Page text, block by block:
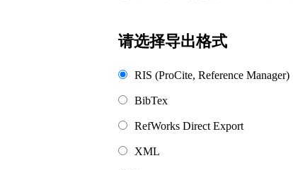
请选择导出格式
RIS (ProCite, Reference Manager)
BibTex
RefWorks Direct Export
XML